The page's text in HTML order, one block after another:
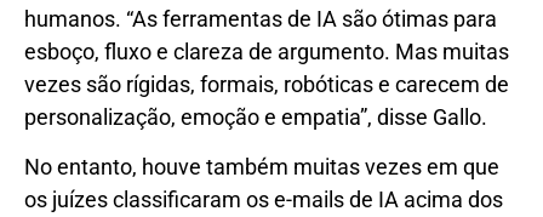
humanos. “As ferramentas de IA são ótimas para
esboço, fluxo e clareza de argumento. Mas muitas
vezes são rígidas, formais, robóticas e carecem de
personalização, emoção e empatia”, disse Gallo.
No entanto, houve também muitas vezes em que
os juízes classificaram os e-mails de IA acima dos